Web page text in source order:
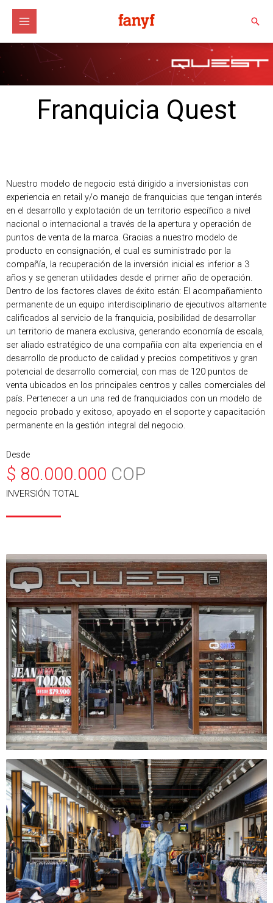
contenido
Franquicia Quest
Nuestro modelo de negocio está dirigido a inversionistas con
experiencia en retail y/o manejo de franquicias que tengan interés
en el desarrollo y explotación de un territorio específico a nivel
nacional o internacional a través de la apertura y operación de
puntos de venta de la marca. Gracias a nuestro modelo de
producto en consignación, el cual es suministrado por la
compañía, la recuperación de la inversión inicial es inferior a 3
años y se generan utilidades desde el primer año de operación.
Dentro de los factores claves de éxito están: El acompañamiento
permanente de un equipo interdisciplinario de ejecutivos altamente
calificados al servicio de la franquicia, posibilidad de desarrollar
un territorio de manera exclusiva, generando economía de escala,
ser aliado estratégico de una compañía con alta experiencia en el
desarrollo de producto de calidad y precios competitivos y gran
potencial de desarrollo comercial, con mas de 120 puntos de
venta ubicados en los principales centros y calles comerciales del
país. Pertenecer a un una red de franquiciados con un modelo de
negocio probado y exitoso, apoyado en el soporte y capacitación
permanente en la gestión integral del negocio.
Desde
$ 80.000.000 COP
INVERSIÓN TOTAL